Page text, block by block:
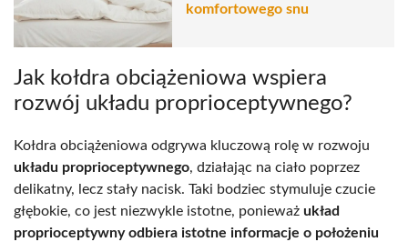
komfortowego snu
Jak kołdra obciążeniowa wspiera
rozwój układu proprioceptywnego?
Kołdra obciążeniowa odgrywa kluczową rolę w rozwoju
układu proprioceptywnego, działając na ciało poprzez
delikatny, lecz stały nacisk. Taki bodziec stymuluje czucie
głębokie, co jest niezwykle istotne, ponieważ układ
proprioceptywny odbiera istotne informacje o położeniu